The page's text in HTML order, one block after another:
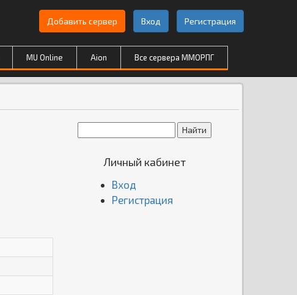
Добавить сервер Вход Регистрация
MU Online Aion Все сервера ММОРПГ
Личный кабинет
Вход
Регистрация